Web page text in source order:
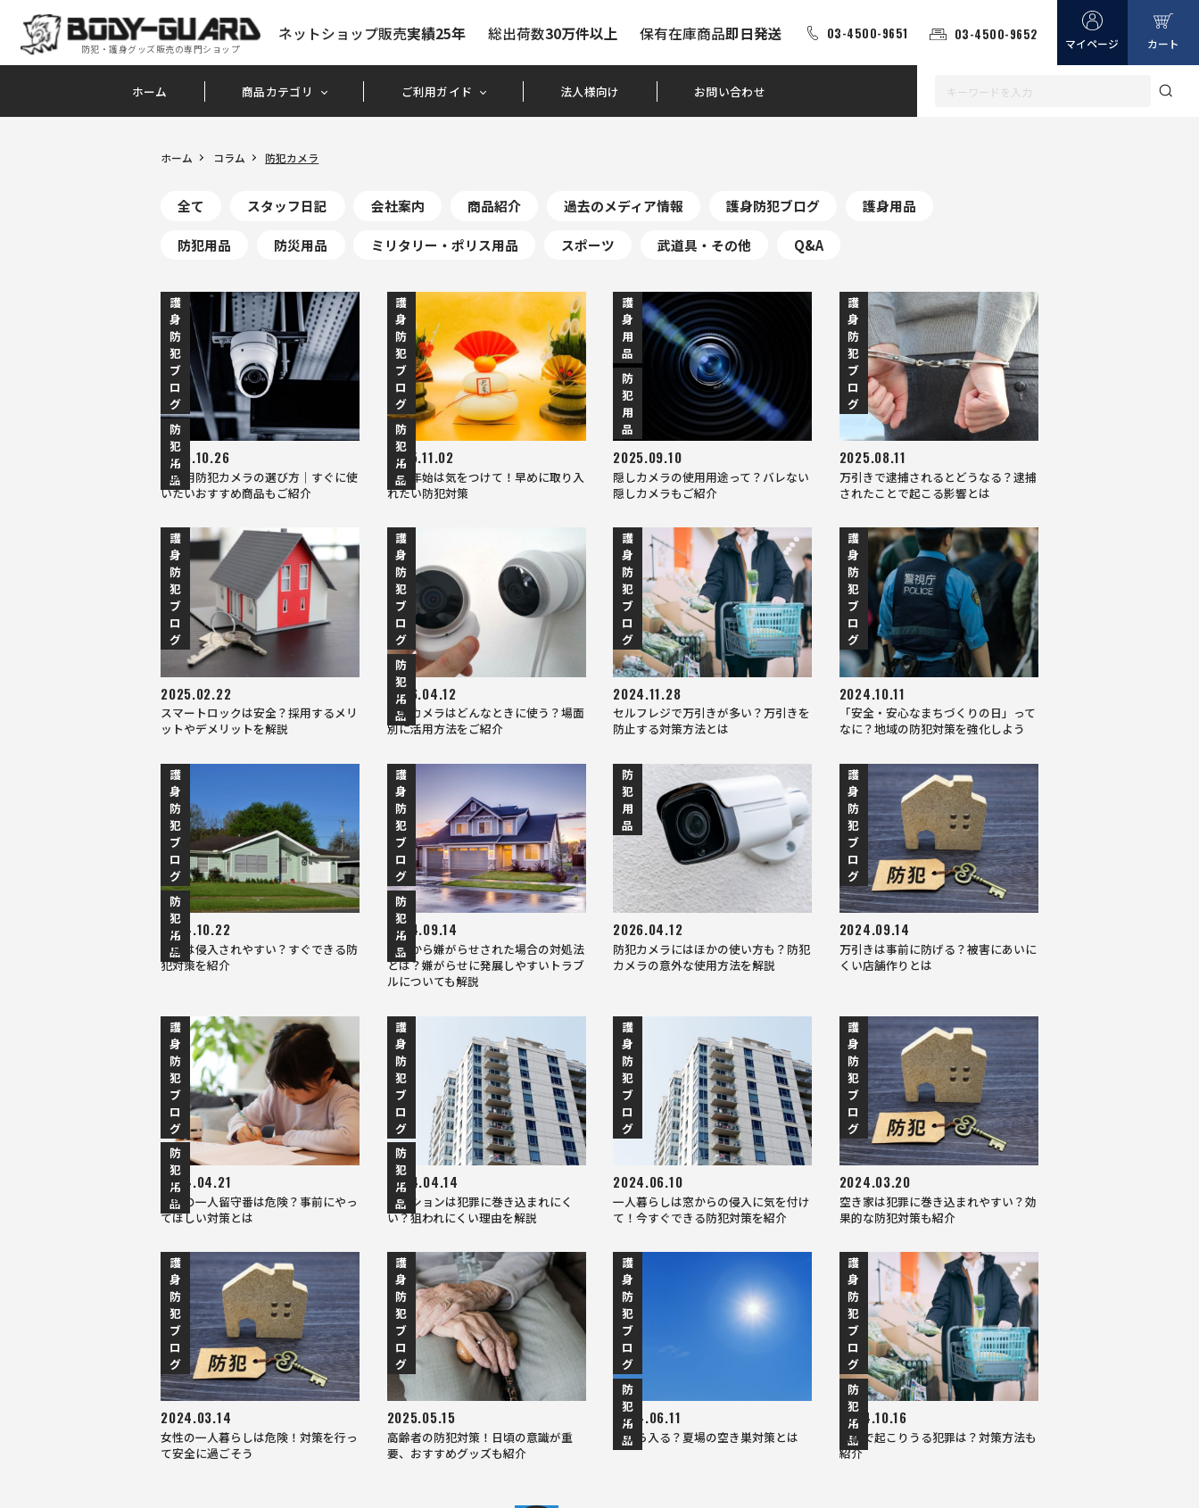
防犯・護身グッズ販売の専門ショップ
ネットショップ販売実績25年 総出荷数30万件以上 保有在庫商品即日発送 03-4500-9651 03-4500-9652
マイページ カート
ホーム 商品カテゴリ ご利用ガイド 法人様向け お問い合わせ
ホーム コラム 防犯カメラ
全て スタッフ日記 会社案内 商品紹介 過去のメディア情報 護身防犯ブログ 護身用品
防犯用品 防災用品 ミリタリー・ポリス用品 スポーツ 武道具・その他 Q&A
護
身
防
犯
ブ
ロ
グ
防
犯
用
品
2025.10.26
室内用防犯カメラの選び方｜すぐに使
いたいおすすめ商品もご紹介
護
身
防
犯
ブ
ロ
グ
防
犯
用
品
2025.11.02
年末年始は気をつけて！早めに取り入
れたい防犯対策
護
身
用
品
防
犯
用
品
2025.09.10
隠しカメラの使用用途って？バレない
隠しカメラもご紹介
護
身
防
犯
ブ
ロ
グ
2025.08.11
万引きで逮捕されるとどうなる？逮捕
されたことで起こる影響とは
護
身
防
犯
ブ
ロ
グ
2025.02.22
スマートロックは安全？採用するメリ
ットやデメリットを解説
護
身
防
犯
ブ
ロ
グ
防
犯
用
品
2026.04.12
小型カメラはどんなときに使う？場面
別に活用方法をご紹介
護
身
防
犯
ブ
ロ
グ
2024.11.28
セルフレジで万引きが多い？万引きを
防止する対策方法とは
護
身
防
犯
ブ
ロ
グ
2024.10.11
「安全・安心なまちづくりの日」って
なに？地域の防犯対策を強化しよう
護
身
防
犯
ブ
ロ
グ
防
犯
用
品
2024.10.22
平屋は侵入されやすい？すぐできる防
犯対策を紹介
護
身
防
犯
ブ
ロ
グ
防
犯
用
品
2024.09.14
隣人から嫌がらせされた場合の対処法
とは？嫌がらせに発展しやすいトラブ
ルについても解説
防
犯
用
品
2026.04.12
防犯カメラにはほかの使い方も？防犯
カメラの意外な使用方法を解説
護
身
防
犯
ブ
ロ
グ
2024.09.14
万引きは事前に防げる？被害にあいに
くい店舗作りとは
護
身
防
犯
ブ
ロ
グ
防
犯
用
品
2024.04.21
子供の一人留守番は危険？事前にやっ
てほしい対策とは
護
身
防
犯
ブ
ロ
グ
防
犯
用
品
2024.04.14
マンションは犯罪に巻き込まれにく
い？狙われにくい理由を解説
護
身
防
犯
ブ
ロ
グ
2024.06.10
一人暮らしは窓からの侵入に気を付け
て！今すぐできる防犯対策を紹介
護
身
防
犯
ブ
ロ
グ
2024.03.20
空き家は犯罪に巻き込まれやすい？効
果的な防犯対策も紹介
護
身
防
犯
ブ
ロ
グ
2024.03.14
女性の一人暮らしは危険！対策を行っ
て安全に過ごそう
護
身
防
犯
ブ
ロ
グ
2025.05.15
高齢者の防犯対策！日頃の意識が重
要、おすすめグッズも紹介
護
身
防
犯
ブ
ロ
グ
防
犯
用
品
2024.06.11
窓から入る？夏場の空き巣対策とは
護
身
防
犯
ブ
ロ
グ
防
犯
用
品
2024.10.16
店舗で起こりうる犯罪は？対策方法も
紹介